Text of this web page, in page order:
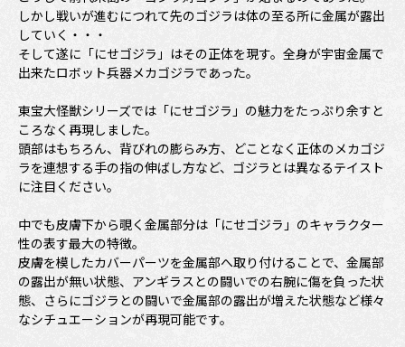
しかし戦いが進むにつれて先のゴジラは体の至る所に金属が露出
していく・・・
そして遂に「にせゴジラ」はその正体を現す。全身が宇宙金属で
出来たロボット兵器メカゴジラであった。
東宝大怪獣シリーズでは「にせゴジラ」の魅力をたっぷり余すと
ころなく再現しました。
頭部はもちろん、背びれの膨らみ方、どことなく正体のメカゴジ
ラを連想する手の指の伸ばし方など、ゴジラとは異なるテイスト
に注目ください。
中でも皮膚下から覗く金属部分は「にせゴジラ」のキャラクター
性の表す最大の特徴。
皮膚を模したカバーパーツを金属部へ取り付けることで、金属部
の露出が無い状態、アンギラスとの闘いでの右腕に傷を負った状
態、さらにゴジラとの闘いで金属部の露出が増えた状態など様々
なシチュエーションが再現可能です。